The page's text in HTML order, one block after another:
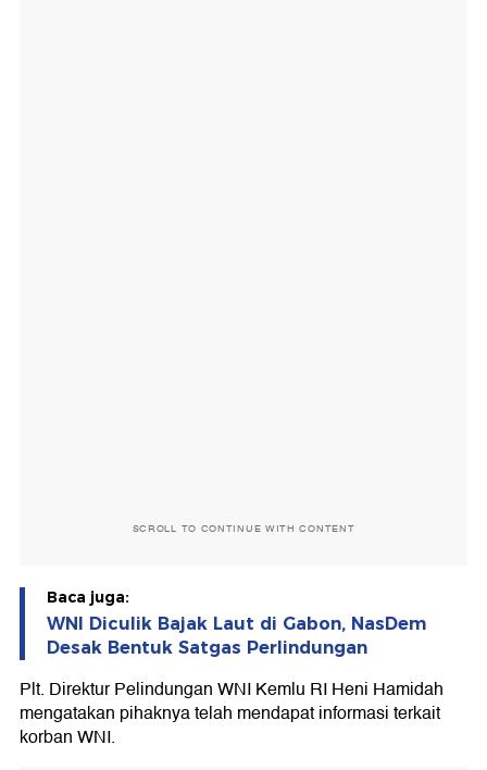
SCROLL TO CONTINUE WITH CONTENT
Baca juga:
WNI Diculik Bajak Laut di Gabon, NasDem
Desak Bentuk Satgas Perlindungan
Plt. Direktur Pelindungan WNI Kemlu RI Heni Hamidah
mengatakan pihaknya telah mendapat informasi terkait
korban WNI.